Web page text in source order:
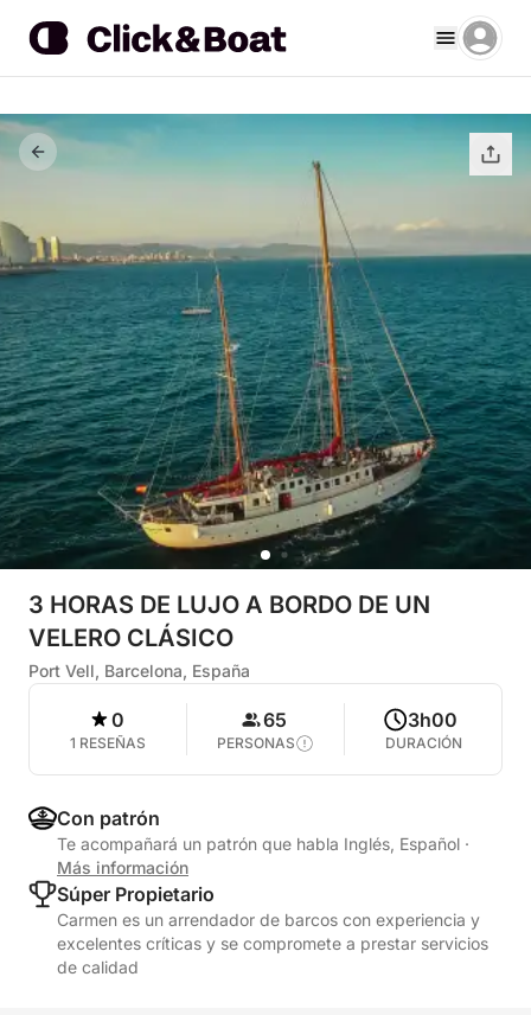
3 HORAS DE LUJO A BORDO DE UN
VELERO CLÁSICO
Port Vell, Barcelona, España
0
1 RESEÑAS
65
PERSONAS
3h00
DURACIÓN
Con patrón
Te acompañará un patrón que habla Inglés, Español ·
Más información
Súper Propietario
Carmen es un arrendador de barcos con experiencia y
excelentes críticas y se compromete a prestar servicios
de calidad